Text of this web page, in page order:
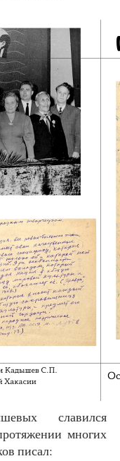
славился
многих
писал: